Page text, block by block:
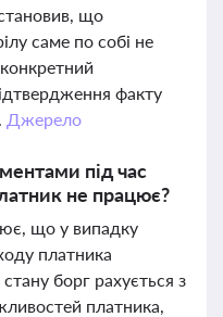
що
саме по собі не
факту
Джерело
під час
не працює?
що у випадку
платника
борг рахується з
платника,